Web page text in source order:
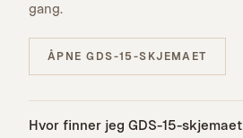
gang.
ÅPNE GDS-15-SKJEMAET
Hvor finner jeg GDS-15-